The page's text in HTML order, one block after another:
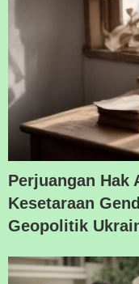
Perjuangan Hak
Kesetaraan
Geopolitik